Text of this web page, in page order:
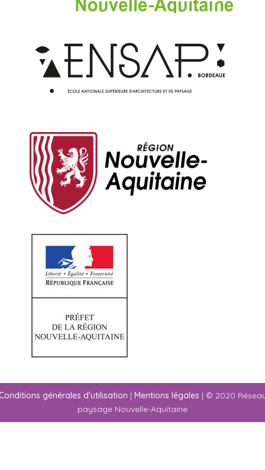
générales d'utilisation | Mentions légales | © 2020
paysage Nouvelle-Aquitaine